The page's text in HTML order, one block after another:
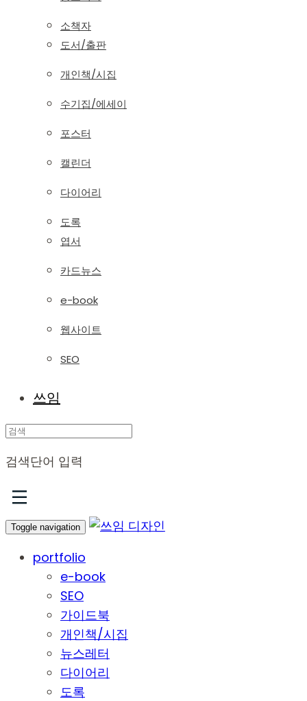
소책자
도서/출판
개인책/시집
수기집/에세이
포스터
캘린더
다이어리
도록
엽서
카드뉴스
e-book
웹사이트
SEO
쓰임
Search
검색단어 입력
Toggle navigation
portfolio
e-book
SEO
가이드북
개인책/시집
뉴스레터
다이어리
도록